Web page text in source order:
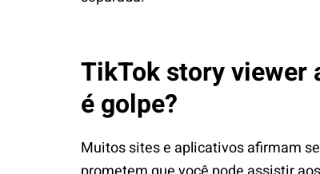
TikTok story viewer
é golpe?
Muitos sites e aplicativos afirmam